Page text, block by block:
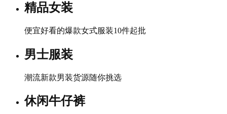
精品女装
便宜好看的爆款女式服装10件起批
男士服装
潮流新款男装货源随你挑选
休闲牛仔裤